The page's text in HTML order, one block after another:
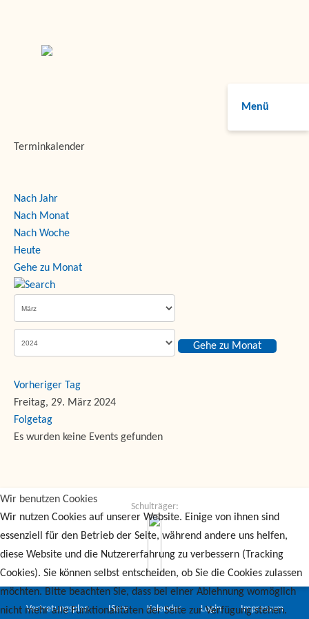
Menü
Terminkalender
Nach Jahr
Nach Monat
Nach Woche
Heute
Gehe zu Monat
Gehe zu Monat
Vorheriger Tag
Freitag, 29. März 2024
Folgetag
Es wurden keine Events gefunden
Schulträger:
Vertretungsplan IServ Kalender Login Impressum
Wir benutzen Cookies
Wir nutzen Cookies auf unserer Website. Einige von ihnen sind
essenziell für den Betrieb der Seite, während andere uns helfen,
diese Website und die Nutzererfahrung zu verbessern (Tracking
Cookies). Sie können selbst entscheiden, ob Sie die Cookies zulassen
möchten. Bitte beachten Sie, dass bei einer Ablehnung womöglich
nicht mehr alle Funktionalitäten der Seite zur Verfügung stehen.